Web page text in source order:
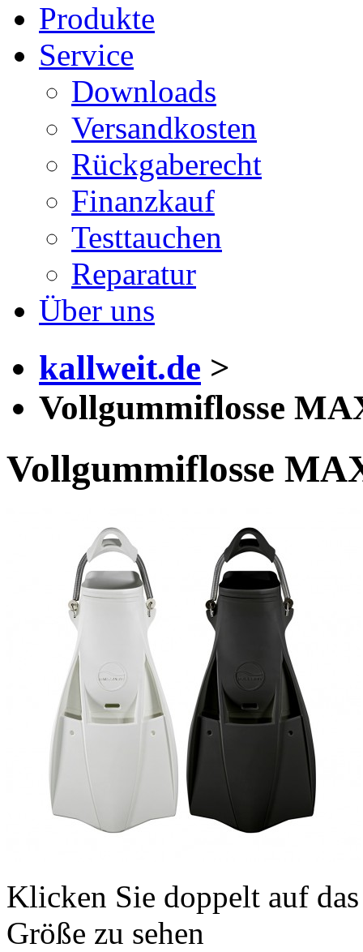
Produkte
Service
Downloads
Versandkosten
Rückgaberecht
Finanzkauf
Testtauchen
Reparatur
Über uns
kallweit.de >
Vollgummiflosse
Vollgummiflosse
Klicken Sie doppelt auf
Größe zu sehen